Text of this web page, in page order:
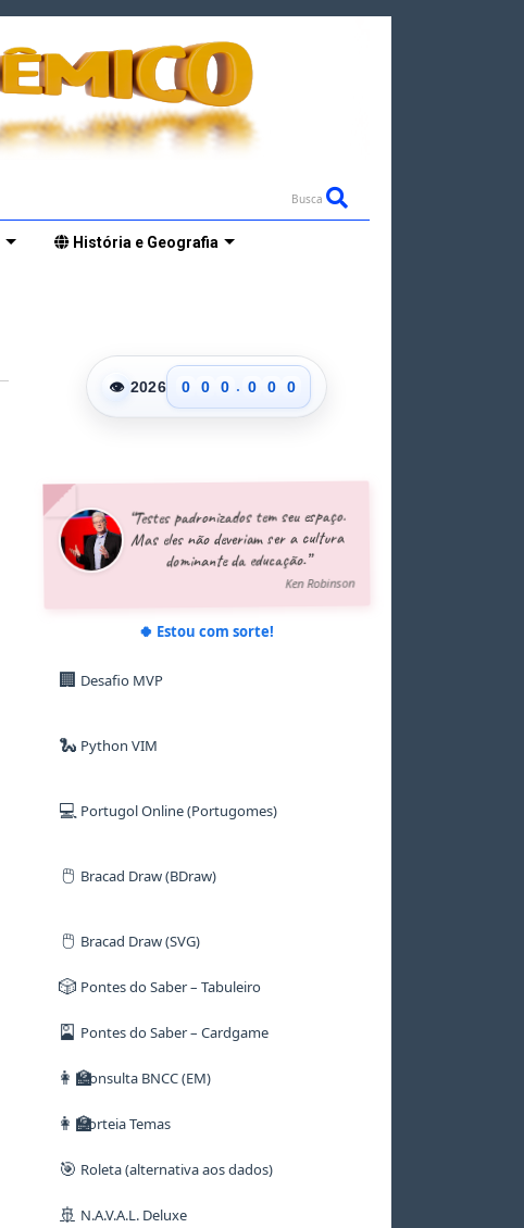
Busca
História e Geografia
👁 2026
0
1
6
7
8
0
1
6
7
8
0
1
6
7
8
. 0
1
6
7
8
0
1
6
7
8
0
1
6
7
8
9
“Testes padronizados tem seu espaço.
Mas eles não deveriam ser a cultura
dominante da educação.”
Ken Robinson
🍀 Estou com sorte!
🏢 Desafio MVP
🐍 Python VIM
💻 Portugol Online (Portugomes)
🖱️ Bracad Draw (BDraw)
🖱️ Bracad Draw (SVG)
🎲 Pontes do Saber – Tabuleiro
🎴 Pontes do Saber – Cardgame
👩‍🏫Consulta BNCC (EM)
👩‍🏫Sorteia Temas
🎯 Roleta (alternativa aos dados)
🚢 N.A.V.A.L. Deluxe